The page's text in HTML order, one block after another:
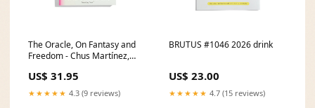
The Oracle, On Fantasy and
Freedom - Chus Martínez,
US$ 31.95
★★★★★ 4.3 (9 reviews)
BRUTUS #1046 2026 drink
US$ 23.00
★★★★★ 4.7 (15 reviews)